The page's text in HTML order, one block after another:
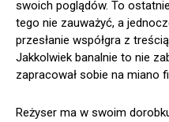
swoich poglądów. To
tego nie zauważyć, a
przesłanie współgra z
Jakkolwiek banalnie to nie
zapracował sobie na miano
Reżyser ma w swoim